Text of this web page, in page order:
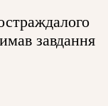
завдання